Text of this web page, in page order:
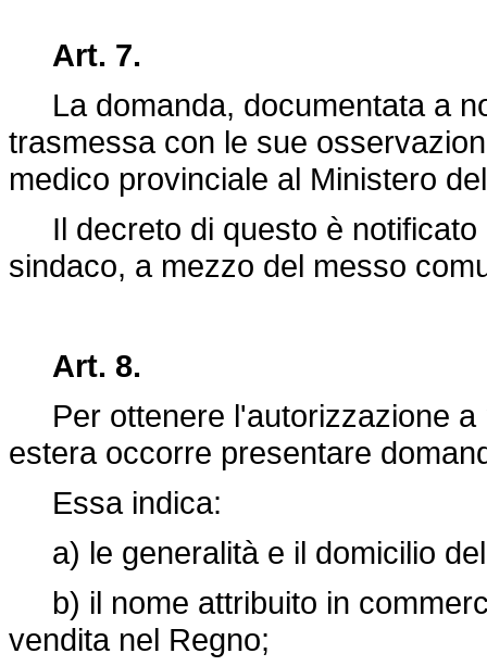
Art. 7.
La domanda, documentata a
trasmessa con le sue
medico provinciale al Ministero
Il decreto di questo è notificato
sindaco, a mezzo del messo
Art. 8.
Per ottenere l'autorizzazione a
estera occorre presentare
Essa indica:
a) le generalità e il domicilio
b) il nome attribuito in
vendita nel Regno;